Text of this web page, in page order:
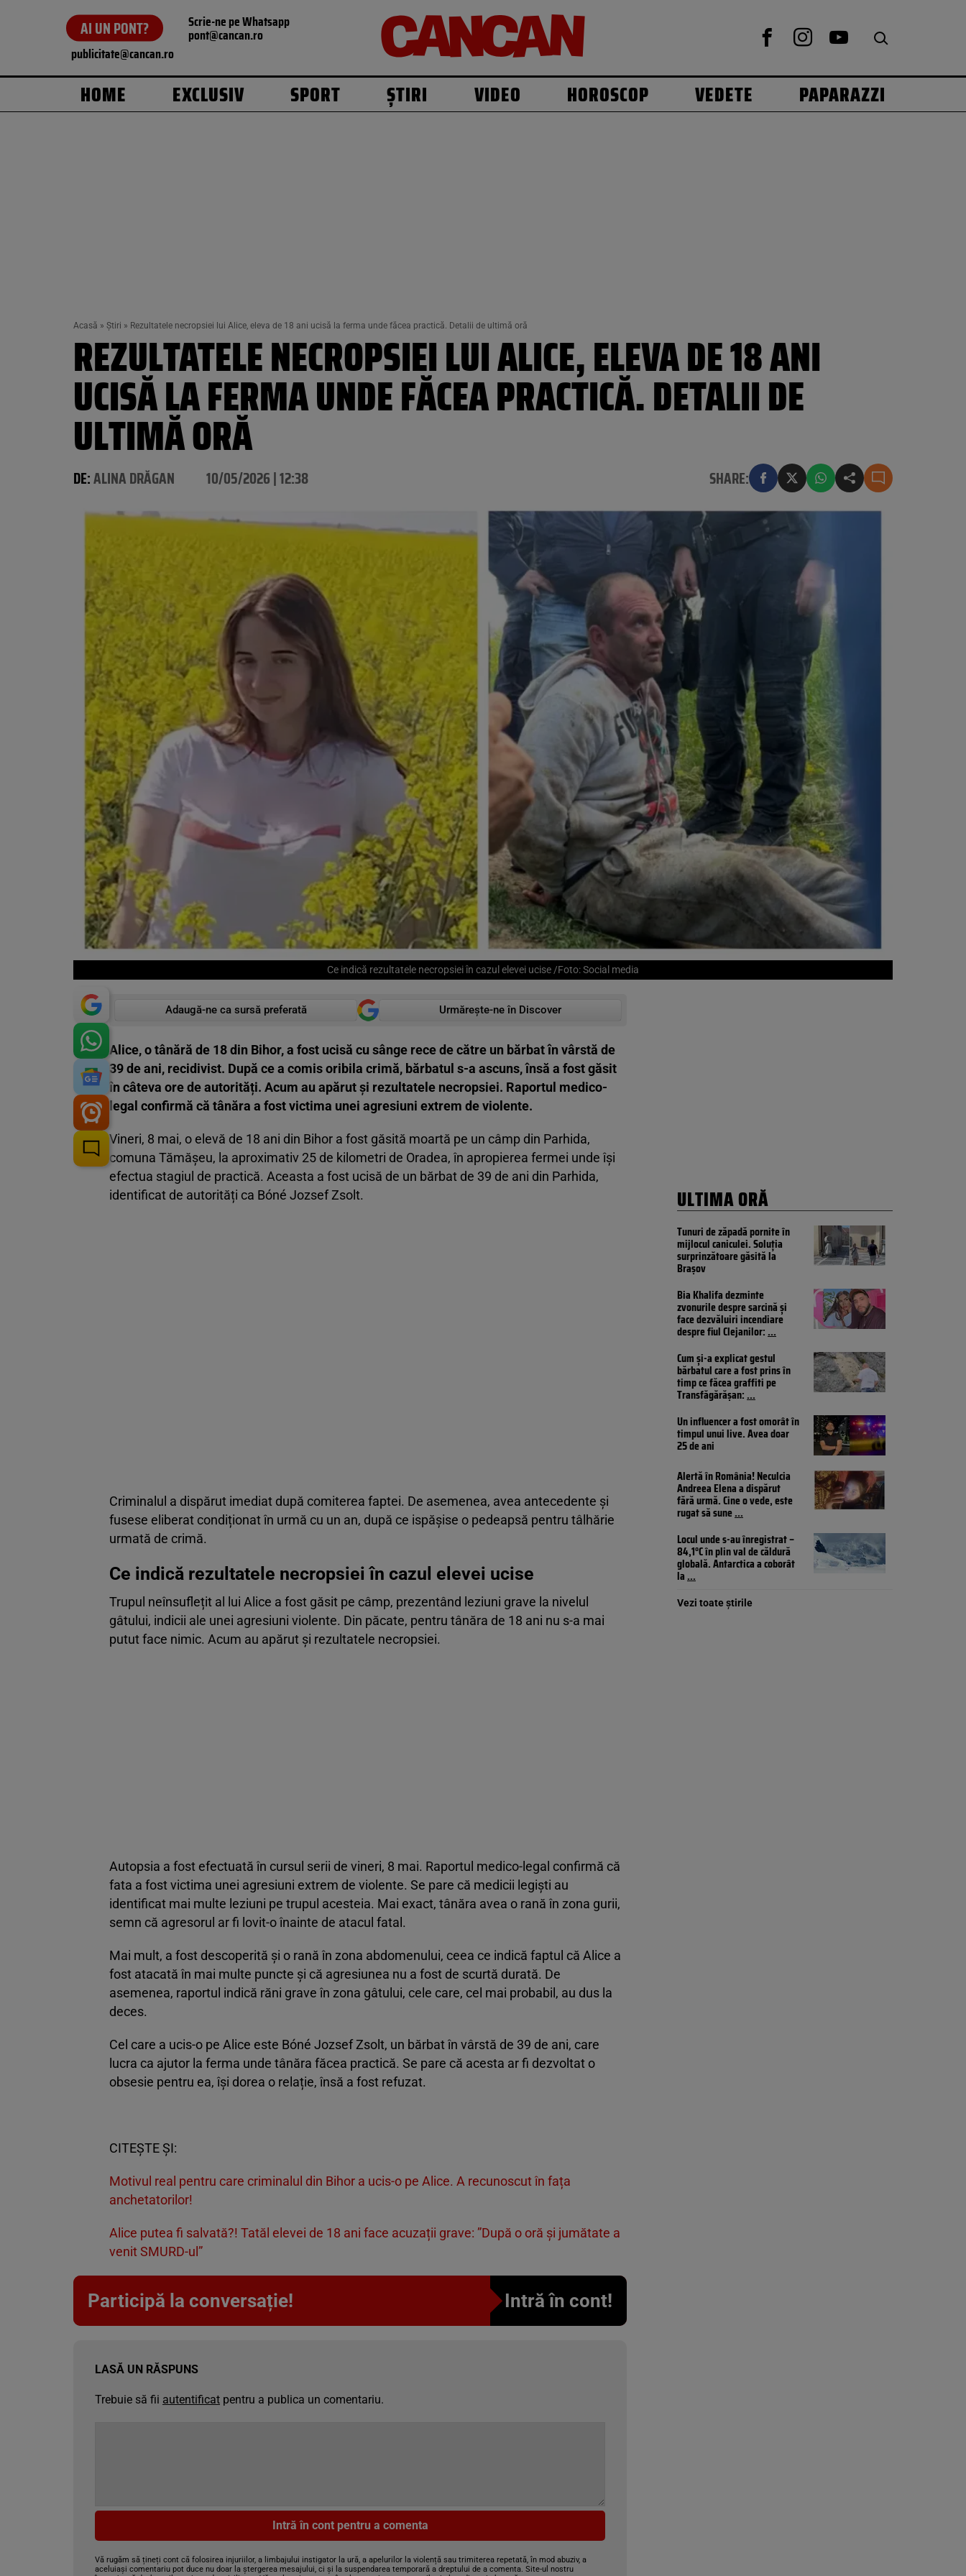
AI UN PONT? Scrie-ne pe Whatsapp
pont@cancan.ro
publicitate@cancan.ro
HOME EXCLUSIV SPORT ȘTIRI VIDEO HOROSCOP VEDETE PAPARAZZI
Acasă » Știri » Rezultatele necropsiei lui Alice, eleva de 18 ani ucisă la ferma unde făcea practică. Detalii de ultimă oră
REZULTATELE NECROPSIEI LUI ALICE, ELEVA DE 18 ANI
UCISĂ LA FERMA UNDE FĂCEA PRACTICĂ. DETALII DE
ULTIMĂ ORĂ
DE:ALINA DRĂGAN 10/05/2026 | 12:38 SHARE:
Ce indică rezultatele necropsiei în cazul elevei ucise /Foto: Social media
Adaugă-ne ca sursă preferată Urmărește-ne în Discover
Alice, o tânără de 18 din Bihor, a fost ucisă cu sânge rece de către un bărbat în vârstă de
39 de ani, recidivist. După ce a comis oribila crimă, bărbatul s-a ascuns, însă a fost găsit
în câteva ore de autorități. Acum au apărut și rezultatele necropsiei. Raportul medico-
legal confirmă că tânăra a fost victima unei agresiuni extrem de violente.
Vineri, 8 mai, o elevă de 18 ani din Bihor a fost găsită moartă pe un câmp din Parhida,
comuna Tămășeu, la aproximativ 25 de kilometri de Oradea, în apropierea fermei unde își
efectua stagiul de practică. Aceasta a fost ucisă de un bărbat de 39 de ani din Parhida,
identificat de autorități ca Bóné Jozsef Zsolt.
Criminalul a dispărut imediat după comiterea faptei. De asemenea, avea antecedente și
fusese eliberat condiționat în urmă cu un an, după ce ispășise o pedeapsă pentru tâlhărie
urmată de crimă.
Ce indică rezultatele necropsiei în cazul elevei ucise
Trupul neînsuflețit al lui Alice a fost găsit pe câmp, prezentând leziuni grave la nivelul
gâtului, indicii ale unei agresiuni violente. Din păcate, pentru tânăra de 18 ani nu s-a mai
putut face nimic. Acum au apărut și rezultatele necropsiei.
Autopsia a fost efectuată în cursul serii de vineri, 8 mai. Raportul medico-legal confirmă că
fata a fost victima unei agresiuni extrem de violente. Se pare că medicii legiști au
identificat mai multe leziuni pe trupul acesteia. Mai exact, tânăra avea o rană în zona gurii,
semn că agresorul ar fi lovit-o înainte de atacul fatal.
Mai mult, a fost descoperită și o rană în zona abdomenului, ceea ce indică faptul că Alice a
fost atacată în mai multe puncte și că agresiunea nu a fost de scurtă durată. De
asemenea, raportul indică răni grave în zona gâtului, cele care, cel mai probabil, au dus la
deces.
Cel care a ucis-o pe Alice este Bóné Jozsef Zsolt, un bărbat în vârstă de 39 de ani, care
lucra ca ajutor la ferma unde tânăra făcea practică. Se pare că acesta ar fi dezvoltat o
obsesie pentru ea, își dorea o relație, însă a fost refuzat.
CITEȘTE ȘI:
Motivul real pentru care criminalul din Bihor a ucis-o pe Alice. A recunoscut în fața
anchetatorilor!
Alice putea fi salvată?! Tatăl elevei de 18 ani face acuzații grave: ”După o oră și jumătate a
venit SMURD-ul”
Participă la conversație! Intră în cont!
LASĂ UN RĂSPUNS
Trebuie să fii autentificat pentru a publica un comentariu.
Intră în cont pentru a comenta
Vă rugăm să țineți cont că folosirea injuriilor, a limbajului instigator la ură, a apelurilor la violență sau trimiterea repetată, în mod abuziv, a
aceluiași comentariu pot duce nu doar la ștergerea mesajului, ci și la suspendarea temporară a dreptului de a comenta. Site-ul nostru
ULTIMA ORĂ
Tunuri de zăpadă pornite în
mijlocul caniculei. Soluția
surprinzătoare găsită la
Brașov
Bia Khalifa dezminte
zvonurile despre sarcină și
face dezvăluiri incendiare
despre fiul Clejanilor:...
Cum și-a explicat gestul
bărbatul care a fost prins în
timp ce făcea graffiti pe
Transfăgărășan:...
Un influencer a fost omorât în
timpul unui live. Avea doar
25 de ani
Alertă în România! Neculcia
Andreea Elena a dispărut
fără urmă. Cine o vede, este
rugat să sune...
Locul unde s-au înregistrat –
84,1°C în plin val de căldură
globală. Antarctica a coborât
la...
Vezi toate știrile